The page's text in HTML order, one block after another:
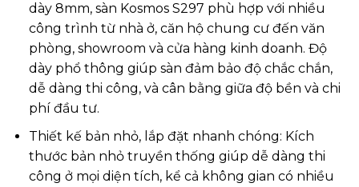
dày 8mm, sàn Kosmos S297 phù hợp với nhiều
công trình từ nhà ở, căn hộ chung cư đến văn
phòng, showroom và cửa hàng kinh doanh. Độ
dày phổ thông giúp sàn đảm bảo độ chắc chắn,
dễ dàng thi công, và cân bằng giữa độ bền và chi
phí đầu tư.
Thiết kế bản nhỏ, lắp đặt nhanh chóng: Kích
thước bản nhỏ truyền thống giúp dễ dàng thi
công ở mọi diện tích, kể cả không gian có nhiều